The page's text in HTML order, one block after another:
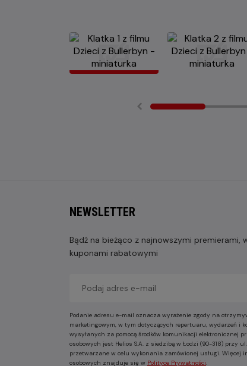
NEWSLETTER
Bądź na bieżąco z najnowszymi
kuponami rabatowymi
Podanie adresu e-mail oznacza wyrażenie zgody na
marketingowym, w tym dotyczących repertuaru, wydarzeń i
wysyłanych za pomocą środków komunikacji elektronicznej
osobowych jest Helios S.A. z siedzibą w Łodzi (90-318) przy
przetwarzane w celu wykonania zamówionej usługi.
osobowych znajduje się w Polityce Prywatności.